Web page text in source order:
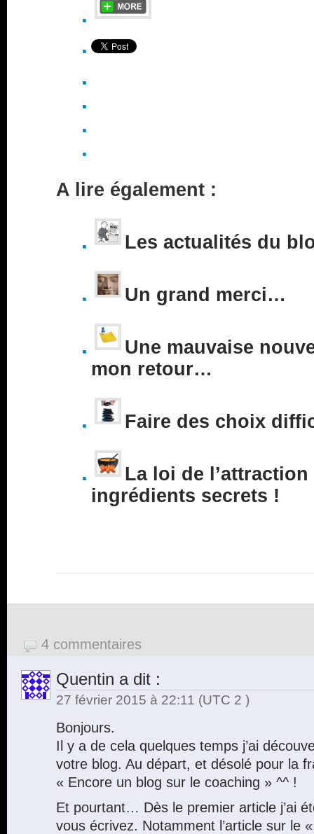
A lire également :
Les actualités du
Un grand merci…
Une mauvaise
mon retour…
Faire des choix
La loi de l’attraction
ingrédients secrets !
4 commentaires
Quentin a dit :
27 février 2015 à 22:11 (UTC 2 )
Bonjours.
Il y a de cela quelques temps j’ai
votre blog. Au départ, et désolé pour la
« Encore un blog sur le coaching » ^^ !
Et pourtant… Dès le premier article j’ai
vous écrivez. Notamment l’article sur le